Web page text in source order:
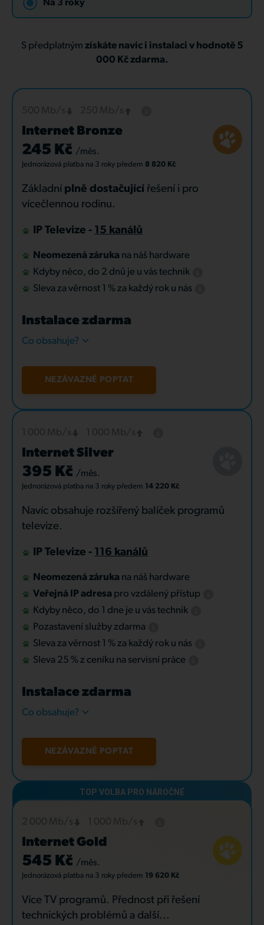
Na 3 roky
S předplatným získáte navíc i instalaci v hodnotě 5
000 Kč zdarma.
Internet Bronze
245 Kč /měs.
Jednorázová platba na 3 roky předem 8 820 Kč
Základní plně dostačující řešení i pro
vícečlennou rodinu.
IP Televize - 15 kanálů
Neomezená záruka na náš hardware
Kdyby něco, do 2 dnů je u vás technik
Sleva za věrnost 1 % za každý rok u nás
Instalace zdarma
Co obsahuje?
NEZÁVAZNĚ POPTAT
Internet Silver
395 Kč /měs.
Jednorázová platba na 3 roky předem 14 220 Kč
Navíc obsahuje rozšířený balíček programů
televize.
IP Televize - 116 kanálů
Neomezená záruka na náš hardware
Veřejná IP adresa pro vzdálený přístup
Kdyby něco, do 1 dne je u vás technik
Pozastavení služby zdarma
Sleva za věrnost 1 % za každý rok u nás
Sleva 25 % z ceníku na servisní práce
Instalace zdarma
Co obsahuje?
NEZÁVAZNĚ POPTAT
Internet Gold
545 Kč /měs.
Jednorázová platba na 3 roky předem 19 620 Kč
Více TV programů. Přednost při řešení
technických problémů a další...